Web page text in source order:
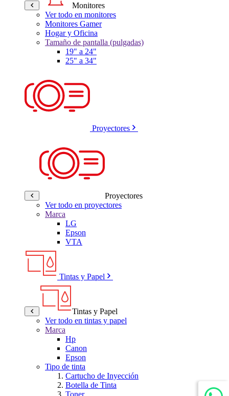
Monitores
Ver todo en monitores
Monitores Gamer
Hogar y Oficina
Tamaño de pantalla (pulgadas)
19" a 24"
25" a 34"
Proyectores
Proyectores
Ver todo en proyectores
Marca
LG
Epson
VTA
Tintas y Papel
Tintas y Papel
Ver todo en tintas y papel
Marca
Hp
Canon
Epson
Tipo de tinta
Cartucho de Inyección
Botella de Tinta
Toner